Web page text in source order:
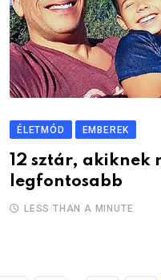
ÉLETMÓD EMBEREK
12 sztár,
legfontosabb
LESS THAN A MINUTE